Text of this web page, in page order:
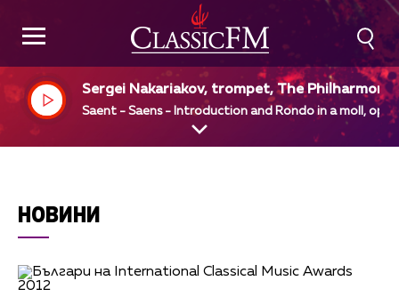
Sergei Nakariakov, trompet, The
Vladimir Ashkenazy, dir
Saent - Saens - Introduction and Rondo in a moll, op
НОВИНИ